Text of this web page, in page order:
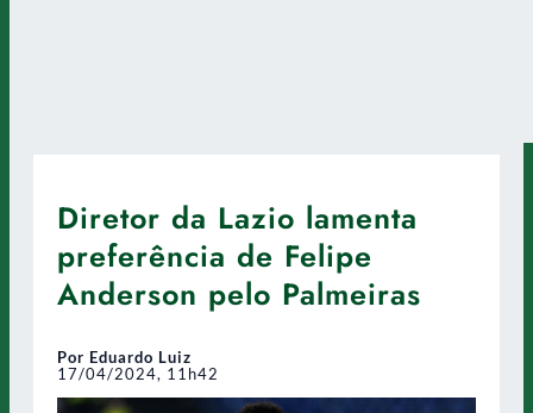
Diretor da Lazio lamenta
preferência de Felipe
Anderson pelo Palmeiras
Por Eduardo Luiz
17/04/2024, 11h42